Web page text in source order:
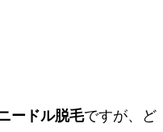
ードル脱毛ですが、ど